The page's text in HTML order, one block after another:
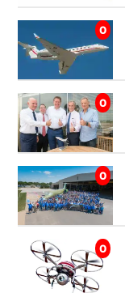
0
0
0
0